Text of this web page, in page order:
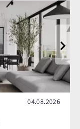
04.08.2026